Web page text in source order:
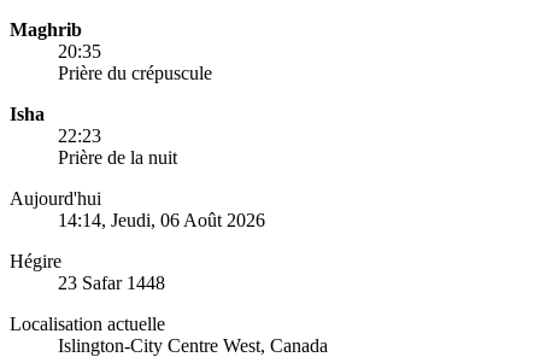
Maghrib
20:35
Prière du crépuscule
Isha
22:23
Prière de la nuit
Aujourd'hui
14:14, Jeudi, 06 Août 2026
Hégire
23 Safar 1448
Localisation actuelle
Islington-City Centre West, Canada